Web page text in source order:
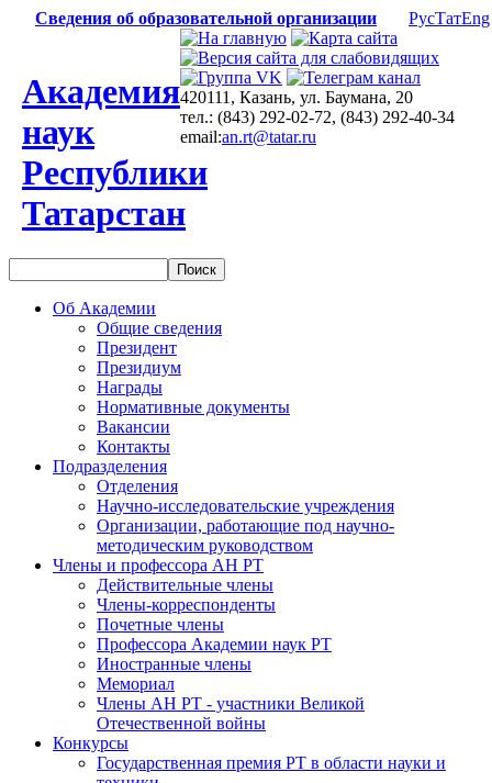
Сведения об образовательной организации РусТатEng
Академия
наук
Республики
Татарстан
420111, Казань, ул. Баумана, 20
тел.: (843) 292-02-72, (843) 292-40-34
email:an.rt@tatar.ru
Об Академии
Общие сведения
Президент
Президиум
Награды
Нормативные документы
Вакансии
Контакты
Подразделения
Отделения
Научно-исследовательские учреждения
Организации, работающие под научно-
методическим руководством
Члены и профессора АН РТ
Действительные члены
Члены-корреспонденты
Почетные члены
Профессора Академии наук РТ
Иностранные члены
Мемориал
Члены АН РТ - участники Великой
Отечественной войны
Конкурсы
Государственная премия РТ в области науки и